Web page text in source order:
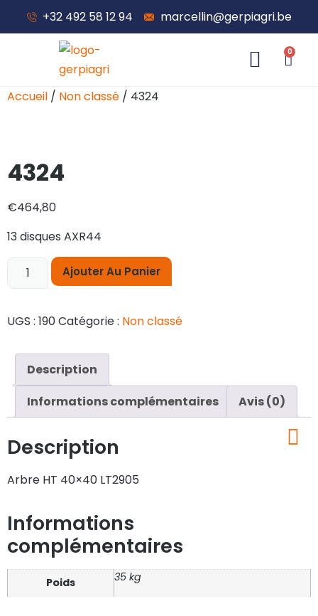
+32 492 58 12 94 marcellin@gerpiagri.be
0
Accueil / Non classé / 4324
4324
€464,80
13 disques AXR44
Ajouter Au Panier
UGS : 190Catégorie : Non classé
Description
Informations complémentaires
Avis (0)
Description
Arbre HT 40×40 LT2905
Informations
complémentaires
Poids 35 kg